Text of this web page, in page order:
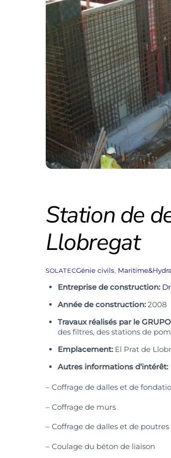
Station de
Llobregat
SOLATECGénie civils,
Entreprise de construction:
Année de construction:2008
Travaux réalisés par le
des filtres, des stations de
Emplacement:El Prat de
Autres informations d’intérêt:
– Coffrage de dalles et de
– Coffrage de murs
– Coffrage de dalles et de poutres
– Coulage du béton de liaison